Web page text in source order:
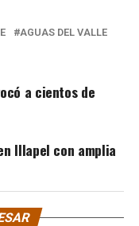
AGUAS DEL VALLE
a cientos de
Illapel con amplia